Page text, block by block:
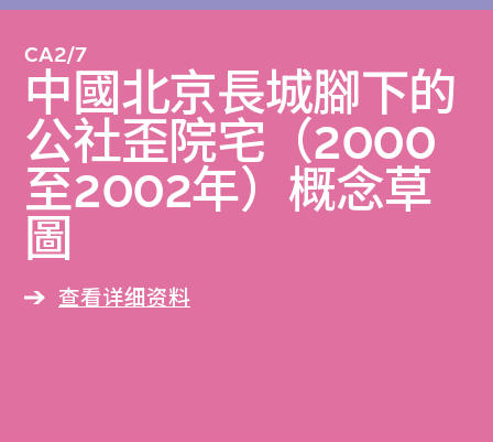
CA2/7
中國北京長城腳下的
公社歪院宅（2000
至2002年）概念草
圖
查看详细资料